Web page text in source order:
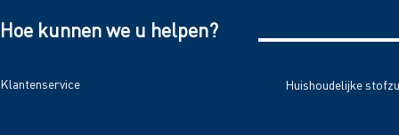
Hoe kunnen we u helpen?
Klantenservice Huishoudelijke